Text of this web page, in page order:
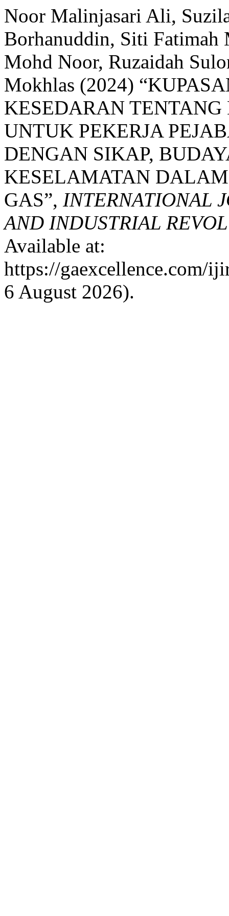
Noor Malinjasari Ali,
Borhanuddin, Siti Fatimah
Mohd Noor, Ruzaidah
Mokhlas (2024)
KESEDARAN
UNTUK PEKERJA
DENGAN SIKAP,
KESELAMATAN
GAS”, INTERNATIONAL
AND INDUSTRIAL
Available at:
https://gaexcellence.com/
6 August 2026).